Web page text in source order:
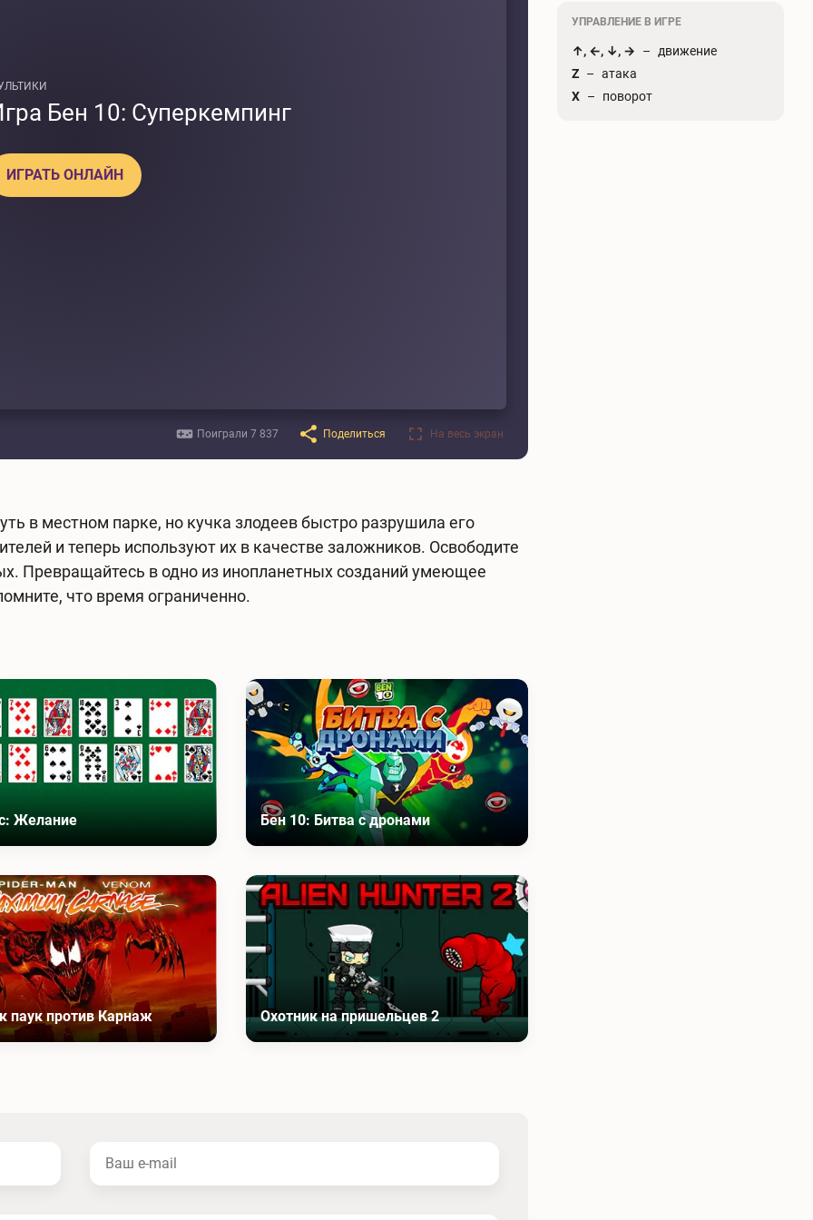
Бен 10: Суперкемпинг
ИГРАТЬ ОНЛАЙН
Поиграли 7 837 Поделиться На весь экран
в местном парке, но кучка злодеев быстро разрушила его
и теперь используют их в качестве заложников. Освободите
Превращайтесь в одно из инопланетных созданий умеющее
что время ограниченно.
УПРАВЛЕНИЕ В ИГРЕ
движение
Z
атака
X
поворот
Желание Бен 10: Битва с дронами
паук против Карнаж Охотник на пришельцев 2